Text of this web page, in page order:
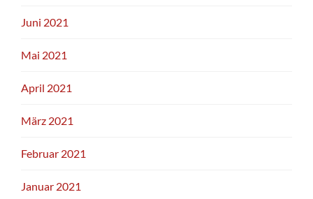
Juni 2021
Mai 2021
April 2021
März 2021
Februar 2021
Januar 2021